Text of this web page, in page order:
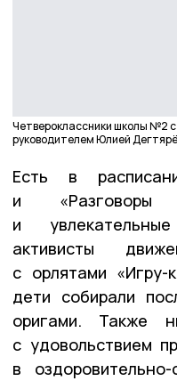
Четвероклассники школы №2
руководителем Юлией
Есть в
и
и увлекательные
активисты
с орлятами «Игру-
дети собирали
оригами. Также
с удовольствием
в